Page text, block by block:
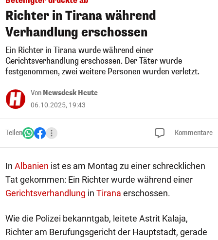
Richter in Tirana während
Verhandlung erschossen
Ein Richter in Tirana wurde während einer
Gerichtsverhandlung erschossen. Der Täter wurde
festgenommen, zwei weitere Personen wurden verletzt.
Von Newsdesk Heute
06.10.2025, 19:43
Teilen Kommentare
In Albanien ist es am Montag zu einer schrecklichen
Tat gekommen: Ein Richter wurde während einer
Gerichtsverhandlung in Tirana erschossen.
Wie die Polizei bekanntgab, leitete Astrit Kalaja,
Richter am Berufungsgericht der Hauptstadt, gerade